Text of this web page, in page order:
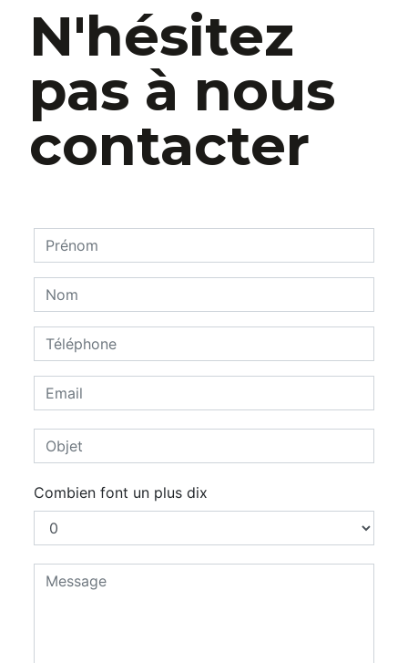
N'hésitez
pas à nous
contacter
Combien font un plus dix